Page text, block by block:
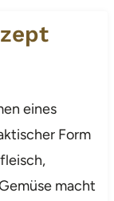
eines
Form
macht